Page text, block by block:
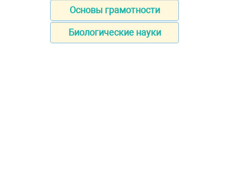
Основы грамотности
Биологические науки